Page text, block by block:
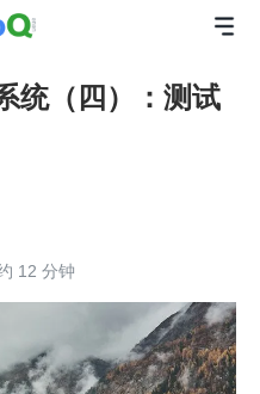
统（四）：测试
12 分钟